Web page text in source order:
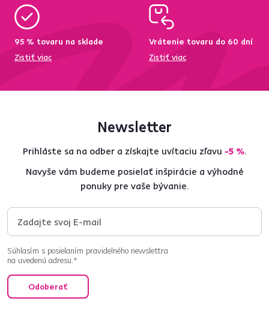
95 % tovaru na sklade
Zistiť viac
Vrátenie tovaru do 60 dní
Zistiť viac
Newsletter
Prihláste sa na odber a získajte uvítaciu zľavu -5 %.
Navyše vám budeme posielať inšpirácie a výhodné
ponuky pre vaše bývanie.
Súhlasím s posielaním pravidelného newslettra
na uvedenú adresu.*
Odoberať